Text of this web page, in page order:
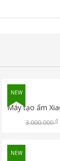
3.000.000đ
NEW
NEW